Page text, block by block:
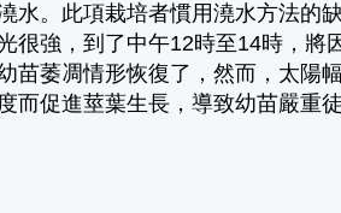
水。此項栽培者慣用澆水方法的
很強，到了中午12時至14時，
苗萎凋情形恢復了，然而，太陽
而促進莖葉生長，導致幼苗嚴重